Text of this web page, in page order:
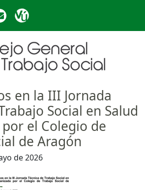
en la III Jornada
Social en Salud
el Colegio de
de Aragón
de 2026